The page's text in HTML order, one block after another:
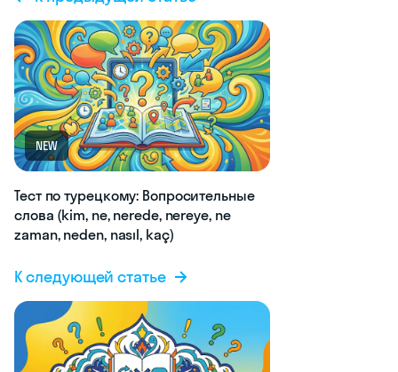
NEW
Тест по турецкому: Вопросительные
слова (kim, ne, nerede, nereye, ne
zaman, neden, nasıl, kaç)
К следующей статье